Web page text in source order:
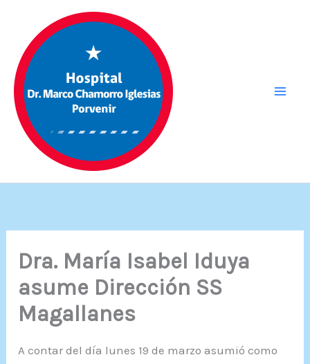
contenido
Dra. María Isabel Iduya
asume Dirección SS
Magallanes
A contar del día lunes 19 de marzo asumió como